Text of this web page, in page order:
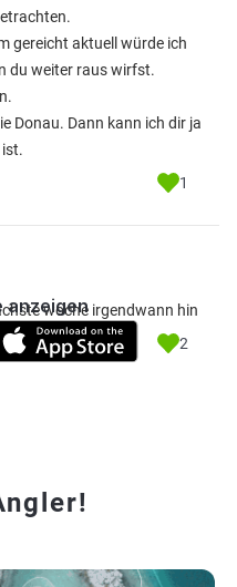
gereicht aktuell würde ich
du weiter raus wirfst.
Donau. Dann kann ich dir ja
ist.
1
woche irgendwann hin
2
anzeigen